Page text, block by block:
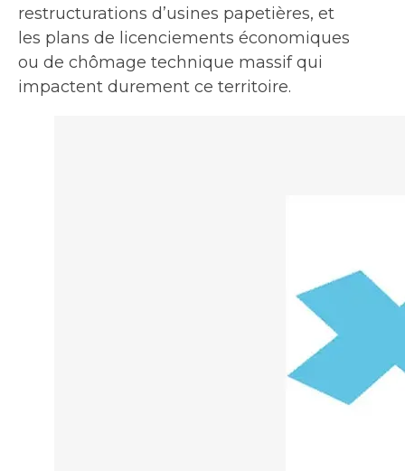
restructurations d’usines papetières, et
les plans de licenciements économiques
ou de chômage technique massif qui
impactent durement ce territoire.